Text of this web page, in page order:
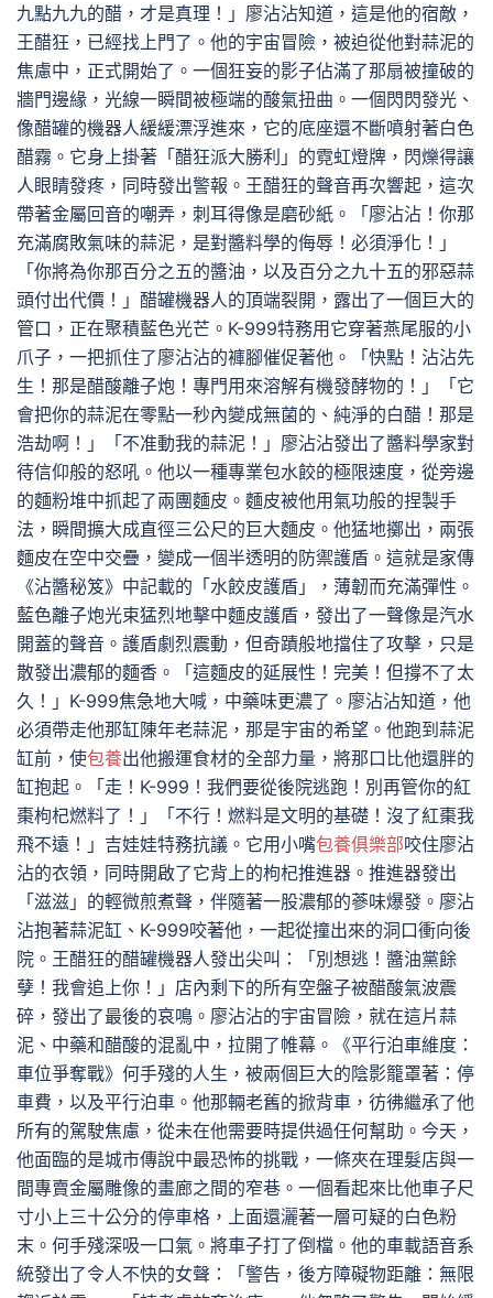
九點九九的醋，才是真理！」廖沾沾知道，這是他的宿敵，
王醋狂，已經找上門了。他的宇宙冒險，被迫從他對蒜泥的
焦慮中，正式開始了。一個狂妄的影子佔滿了那扇被撞破的
牆門邊緣，光線一瞬間被極端的酸氣扭曲。一個閃閃發光、
像醋罐的機器人緩緩漂浮進來，它的底座還不斷噴射著白色
醋霧。它身上掛著「醋狂派大勝利」的霓虹燈牌，閃爍得讓
人眼睛發疼，同時發出警報。王醋狂的聲音再次響起，這次
帶著金屬回音的嘲弄，刺耳得像是磨砂紙。「廖沾沾！你那
充滿腐敗氣味的蒜泥，是對醬料學的侮辱！必須淨化！」
「你將為你那百分之五的醬油，以及百分之九十五的邪惡蒜
頭付出代價！」醋罐機器人的頂端裂開，露出了一個巨大的
管口，正在聚積藍色光芒。K-999特務用它穿著燕尾服的小
爪子，一把抓住了廖沾沾的褲腳催促著他。「快點！沾沾先
生！那是醋酸離子炮！專門用來溶解有機發酵物的！」「它
會把你的蒜泥在零點一秒內變成無菌的、純淨的白醋！那是
浩劫啊！」「不准動我的蒜泥！」廖沾沾發出了醬料學家對
待信仰般的怒吼。他以一種專業包水餃的極限速度，從旁邊
的麵粉堆中抓起了兩團麵皮。麵皮被他用氣功般的捏製手
法，瞬間擴大成直徑三公尺的巨大麵皮。他猛地擲出，兩張
麵皮在空中交疊，變成一個半透明的防禦護盾。這就是家傳
《沾醬秘笈》中記載的「水餃皮護盾」，薄韌而充滿彈性。
藍色離子炮光束猛烈地擊中麵皮護盾，發出了一聲像是汽水
開蓋的聲音。護盾劇烈震動，但奇蹟般地擋住了攻擊，只是
散發出濃郁的麵香。「這麵皮的延展性！完美！但撐不了太
久！」K-999焦急地大喊，中藥味更濃了。廖沾沾知道，他
必須帶走他那缸陳年老蒜泥，那是宇宙的希望。他跑到蒜泥
缸前，使包養出他搬運食材的全部力量，將那口比他還胖的
缸抱起。「走！K-999！我們要從後院逃跑！別再管你的紅
棗枸杞燃料了！」「不行！燃料是文明的基礎！沒了紅棗我
飛不遠！」吉娃娃特務抗議。它用小嘴包養俱樂部咬住廖沾
沾的衣領，同時開啟了它背上的枸杞推進器。推進器發出
「滋滋」的輕微煎煮聲，伴隨著一股濃郁的蔘味爆發。廖沾
沾抱著蒜泥缸、K-999咬著他，一起從撞出來的洞口衝向後
院。王醋狂的醋罐機器人發出尖叫：「別想逃！醬油黨餘
孽！我會追上你！」店內剩下的所有空盤子被醋酸氣波震
碎，發出了最後的哀鳴。廖沾沾的宇宙冒險，就在這片蒜
泥、中藥和醋酸的混亂中，拉開了帷幕。《平行泊車維度：
車位爭奪戰》何手殘的人生，被兩個巨大的陰影籠罩著：停
車費，以及平行泊車。他那輛老舊的掀背車，彷彿繼承了他
所有的駕駛焦慮，從未在他需要時提供過任何幫助。今天，
他面臨的是城市傳說中最恐怖的挑戰，一條夾在理髮店與一
間專賣金屬雕像的畫廊之間的窄巷。一個看起來比他車子尺
寸小上三十公分的停車格，上面還灑著一層可疑的白色粉
末。何手殘深吸一口氣。將車子打了倒檔。他的車載語音系
統發出了令人不快的女聲：「警告，後方障礙物距離：無限